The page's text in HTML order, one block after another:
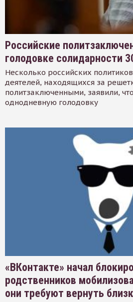
Российские
голодовке солидарности
Несколько российских
деятелей, находящихся за
политзаключенными, заявили,
однодневную голодовку
«ВКонтакте» начал
родственников
они требуют вернуть